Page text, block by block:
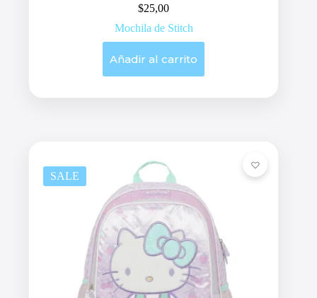
$25,00
Mochila de Stitch
Añadir al carrito
SALE